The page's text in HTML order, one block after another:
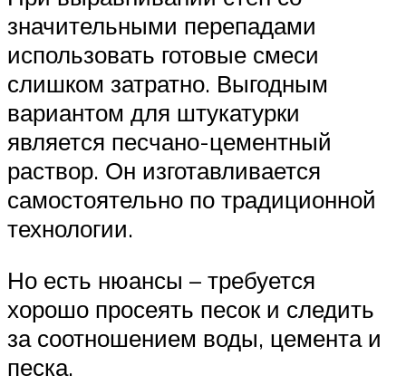
значительными перепадами
использовать готовые смеси
слишком затратно. Выгодным
вариантом для штукатурки
является песчано-цементный
раствор. Он изготавливается
самостоятельно по традиционной
технологии.
Но есть нюансы – требуется
хорошо просеять песок и следить
за соотношением воды, цемента и
песка.